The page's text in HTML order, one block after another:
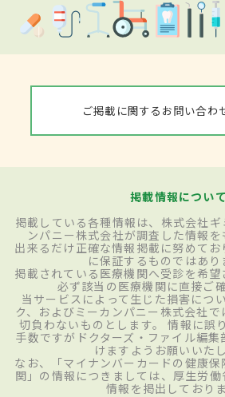
ご掲載に関するお問い合わ
掲載情報について
掲載している各種情報は、株式会社
ンパニー株式会社が調査した情報を
出来るだけ正確な情報掲載に努めて
に保証するものではあり
掲載されている医療機関へ受診を希
必ず該当の医療機関に直接ご
当サービスによって生じた損害につ
ク、およびミーカンパニー株式会社
切負わないものとします。 情報に誤
手数ですがドクターズ・ファイル編
けますようお願いいたし
なお、「マイナンバーカードの健康
関」の情報につきましては、厚生労働
情報を掲出しておりま